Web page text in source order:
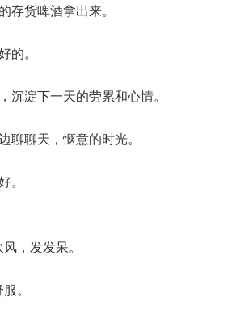
货啤酒拿出来。
。
淀下一天的劳累和心情。
聊天，惬意的时光。
，发发呆。
。